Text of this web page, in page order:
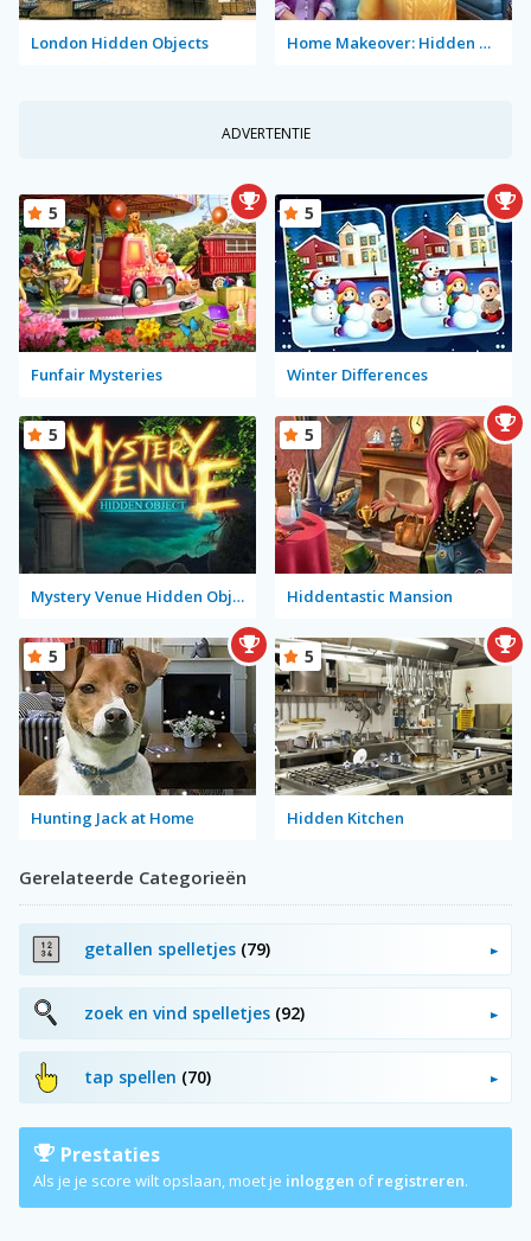
London Hidden Objects Home Makeover: Hidden Object
ADVERTENTIE
Funfair Mysteries
5
Winter Differences
5
Mystery Venue Hidden Object
5
Hiddentastic Mansion
5
Hunting Jack at Home
5
Hidden Kitchen
5
Gerelateerde Categorieën
getallen spelletjes (79)
zoek en vind spelletjes (92)
tap spellen (70)
Prestaties
Als je je score wilt opslaan, moet je inloggen ofregistreren.